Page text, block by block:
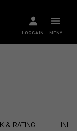
MENY
LOGGA IN
& RATING